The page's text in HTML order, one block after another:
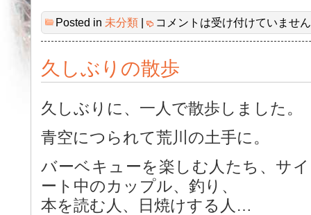
Posted in 未分類 | コメントは受け付けていませ
久しぶりの散歩
久しぶりに、一人で散歩しました。
青空につられて荒川の土手に。
バーベキューを楽しむ人たち、サ
ート中のカップル、釣り、
本を読む人、日焼けする人…